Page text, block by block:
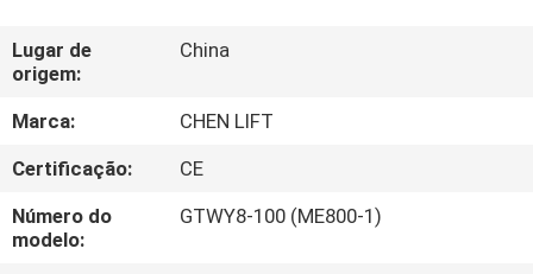
SOBRE
NÓS
VISITA
À
FÁBRICA
Lugar de
origem:
China
Marca:
CHEN LIFT
Certificação:
CE
Número do
modelo:
GTWY8-100 (ME800-1)